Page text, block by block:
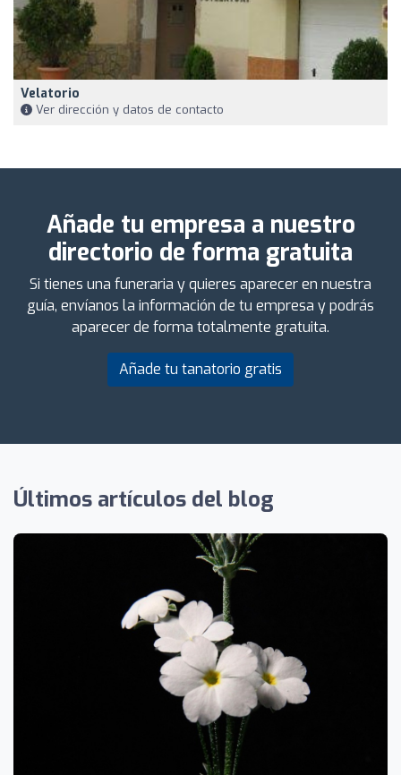
Velatorio
Ver dirección y datos de contacto
Añade tu empresa a nuestro
directorio de forma gratuita
Si tienes una funeraria y quieres aparecer en nuestra
guía, envíanos la información de tu empresa y podrás
aparecer de forma totalmente gratuita.
Añade tu tanatorio gratis
Últimos artículos del blog